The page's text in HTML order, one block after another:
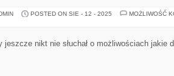
POSTED ON SIE - 12 - 2025
MOŻLIWOŚĆ
jeszcze nikt nie słuchał o możliwościach jakie